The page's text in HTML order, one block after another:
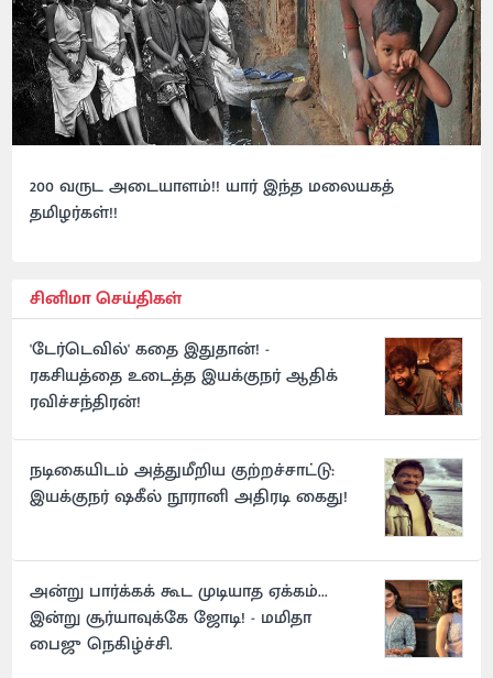
200 வருட அடையாளம்!! யார் இந்த மலையகத்
தமிழர்கள்!!
சினிமா செய்திகள்
'டேர்டெவில்' கதை இதுதான்! -
ரகசியத்தை உடைத்த இயக்குநர் ஆதிக்
ரவிச்சந்திரன்!
நடிகையிடம் அத்துமீறிய குற்றச்சாட்டு:
இயக்குநர் ஷகீல் நூரானி அதிரடி கைது!
அன்று பார்க்கக் கூட முடியாத ஏக்கம்...
இன்று சூர்யாவுக்கே ஜோடி! - மமிதா
பைஜு நெகிழ்ச்சி.